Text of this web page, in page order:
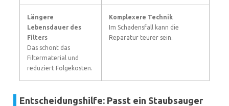
Längere
Lebensdauer des
Filters
Das schont das
Filtermaterial und
reduziert Folgekosten.
Komplexere Technik
Im Schadensfall kann die
Reparatur teurer sein.
Entscheidungshilfe: Passt ein Staubsauger